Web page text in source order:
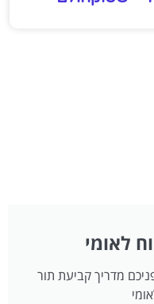
לאומי
מדריך קביעת תור